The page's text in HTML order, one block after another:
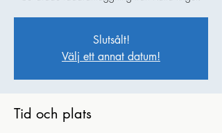
Slutsålt!
Välj ett annat datum!
Tid och plats